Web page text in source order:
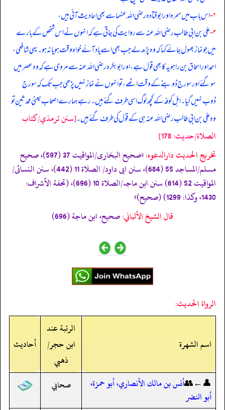
۲- اس باب میں سمرہ اور ابوقتادہ رضی الله عنہما سے بھی احادیث آئی ہیں،
۳- علی بن ابی طالب رضی الله عنہ سے روایت کی جاتی ہے کہ انہوں نے اس شخص کے بارے
میں جو نماز بھول جائے کہا کہ وہ پڑھ لے جب بھی اسے یاد آئے خواہ وقت ہو یا نہ ہو۔ یہی شافعی،
احمد اور اسحاق بن راہویہ کا بھی قول ہے، اور ابوبکرہ رضی الله عنہ سے مروی ہے کہ وہ عصر میں
سو گئے اور سورج ڈوبنے کے وقت اٹھے، تو انہوں نے نماز نہیں پڑھی جب تک کہ سورج
ڈوب نہیں گیا۔ اہل کوفہ کے کچھ لوگ اسی طرف گئے ہیں۔ رہے ہمارے اصحاب یعنی محدثین تو
وہ علی بن ابی طالب رضی الله عنہ ہی کے قول کی طرف گئے ہیں۔[سنن ترمذي/كتاب
الصلاة/حدیث: 178]
تخریج الحدیث دارالدعوہ:
«صحیح البخاری/المواقیت 37 (597)، صحیح
مسلم/المساجد 55 (684)، سنن ابی داود/ الصلاة 11 (442)، سنن النسائی/
المواقیت 52 (614) سنن ابن ماجہ/الصلاة 10 (696)، (تحفة الأشراف:
1430، وکذا: 1299) (صحیح)»
قال الشيخ الألباني:صحيح، ابن ماجة (696)
الرواة الحديث:
اسم الشهرة
الرتبة عند
ابن حجر/
ذهبي
أحاديث
👤←👥أنس بن مالك الأنصاري، أبو حمزة،
أبو النضر
صحابي